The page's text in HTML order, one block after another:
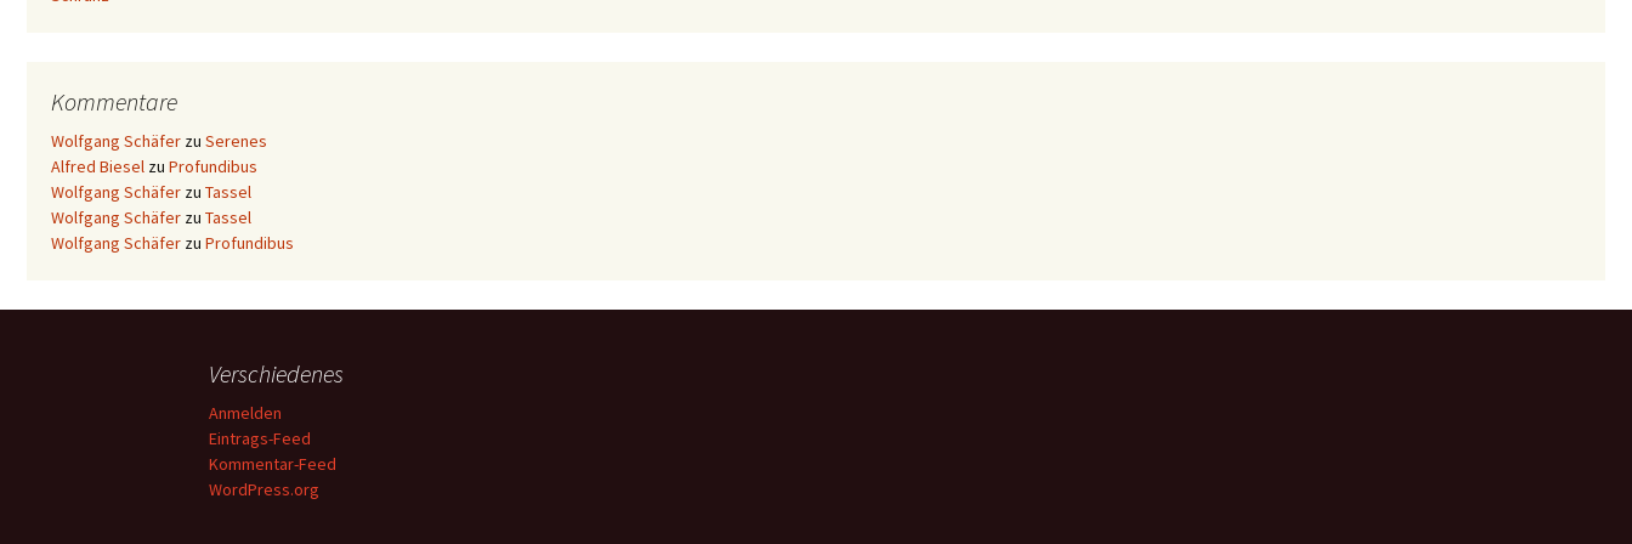
Kommentare
Wolfgang Schäfer zu Serenes
Alfred Biesel zu Profundibus
Wolfgang Schäfer zu Tassel
Wolfgang Schäfer zu Tassel
Wolfgang Schäfer zu Profundibus
Verschiedenes
Anmelden
Eintrags-Feed
Kommentar-Feed
WordPress.org